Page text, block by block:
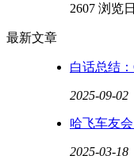
2607 浏览
最新文章
白话总结
2025-09-02
哈飞车友
2025-03-18